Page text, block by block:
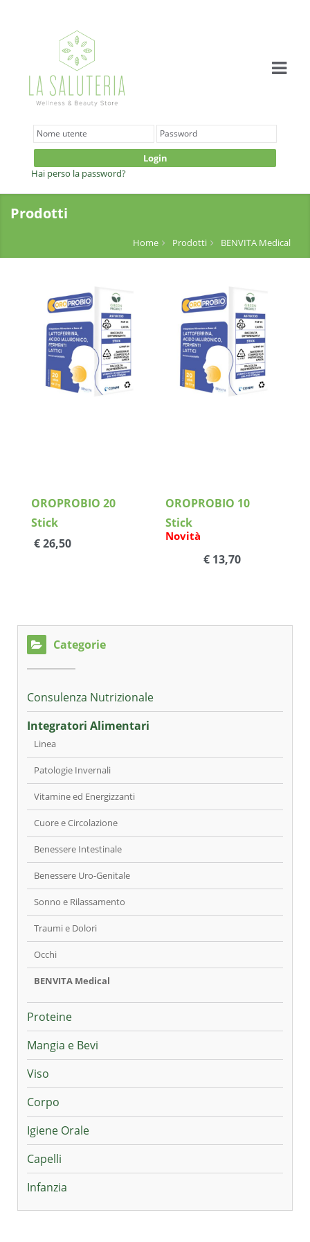
Login
Hai perso la password?
Prodotti
Home Prodotti BENVITA Medical
Dettagli
OROPROBIO 20
Stick
€ 26,50
Dettagli
OROPROBIO 10
Stick
Novità
€ 13,70
Categorie
Consulenza Nutrizionale
Integratori Alimentari
Linea
Patologie Invernali
Vitamine ed Energizzanti
Cuore e Circolazione
Benessere Intestinale
Benessere Uro-Genitale
Sonno e Rilassamento
Traumi e Dolori
Occhi
BENVITA Medical
Proteine
Mangia e Bevi
Viso
Corpo
Igiene Orale
Capelli
Infanzia